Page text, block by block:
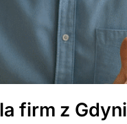
firm z Gdyni